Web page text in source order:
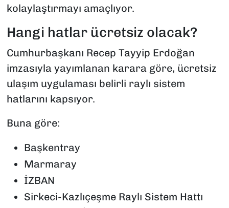
kolaylaştırmayı amaçlıyor.
Hangi hatlar ücretsiz olacak?
Cumhurbaşkanı Recep Tayyip Erdoğan
imzasıyla yayımlanan karara göre, ücretsiz
ulaşım uygulaması belirli raylı sistem
hatlarını kapsıyor.
Buna göre:
Başkentray
Marmaray
İZBAN
Sirkeci-Kazlıçeşme Raylı Sistem Hattı